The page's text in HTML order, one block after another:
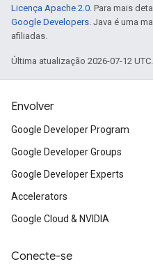
Licença Apache 2.0 . Para mais
Google Developers . Java é uma
afiliadas.
Última atualização 2026-07-12 UTC.
Envolver
Google Developer Program
Google Developer Groups
Google Developer Experts
Accelerators
Google Cloud & NVIDIA
Conecte-se